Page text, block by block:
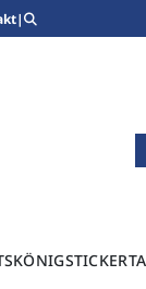
|
KÖNIGSTICKER